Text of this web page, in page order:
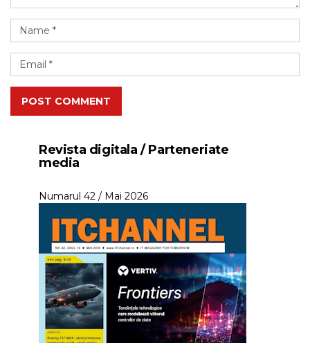
POST COMMENT
Revista digitala / Parteneriate
media
Numarul 42 / Mai 2026